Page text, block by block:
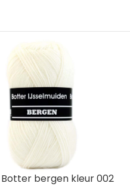
Botter bergen kleur 002